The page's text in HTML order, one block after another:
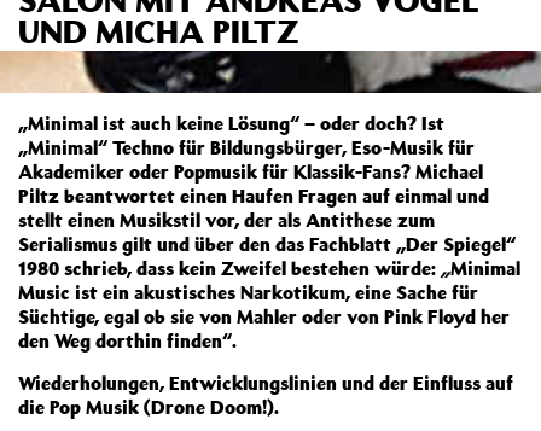
UND MICHA PILTZ
„Minimal ist auch keine Lösung“ – oder doch? Ist
„Minimal“ Techno für Bildungsbürger, Eso-Musik für
Akademiker oder Popmusik für Klassik-Fans? Michael
Piltz beantwortet einen Haufen Fragen auf einmal und
stellt einen Musikstil vor, der als Antithese zum
Serialismus gilt und über den das Fachblatt „Der Spiegel“
1980 schrieb, dass kein Zweifel bestehen würde: „Minimal
Music ist ein akustisches Narkotikum, eine Sache für
Süchtige, egal ob sie von Mahler oder von Pink Floyd her
den Weg dorthin finden“.
Wiederholungen, Entwicklungslinien und der Einfluss auf
die Pop Musik (Drone Doom!).